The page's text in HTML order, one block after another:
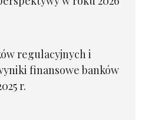
regulacyjnych i
finansowe banków
r.